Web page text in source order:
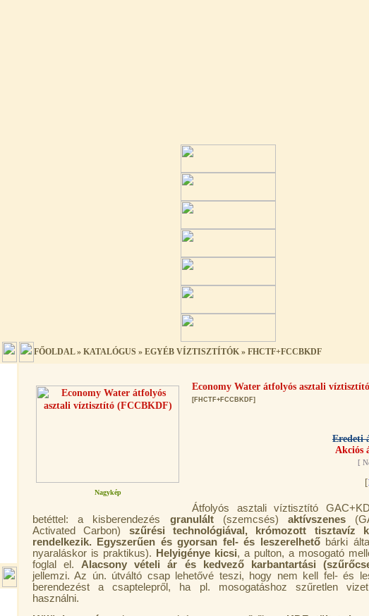
FŐOLDAL» KATALÓGUS » EGYÉB VÍZTISZTÍTÓK » FHCTF+FCCBKDF
Nagykép
Economy Water átfolyós asztali
[FHCTF+FCCBKDF]
Eredeti
Akciós
[
[
Átfolyós asztali víztisztító
betéttel: a kisberendezés granulált(szemcsés) aktívszenes
Activated Carbon) szűrési technológiával, krómozott tisztavíz
rendelkezik. Egyszerűen és gyorsan fel- és leszerelhetőbárki
nyaraláskor is praktikus).
Helyigénye kicsi, a pulton, a mosogató
foglal el. Alacsony vételi ár és kedvező karbantartási
jellemzi. Az ún. útváltó csap lehetővé teszi, hogy nem kell fel- és
berendezést a csaptelepről, ha pl. mosogatáshoz szűretlen
használni.